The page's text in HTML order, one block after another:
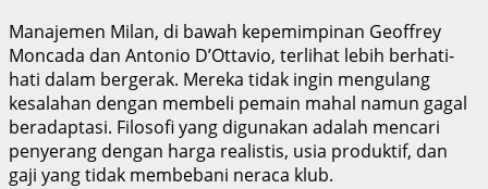
Manajemen Milan, di bawah kepemimpinan Geoffrey
Moncada dan Antonio D’Ottavio, terlihat lebih berhati-
hati dalam bergerak. Mereka tidak ingin mengulang
kesalahan dengan membeli pemain mahal namun gagal
beradaptasi. Filosofi yang digunakan adalah mencari
penyerang dengan harga realistis, usia produktif, dan
gaji yang tidak membebani neraca klub.